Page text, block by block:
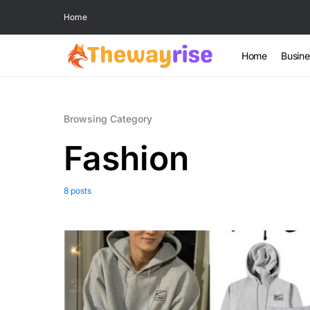
Home
Home
Browsing Category
Fashion
8 posts